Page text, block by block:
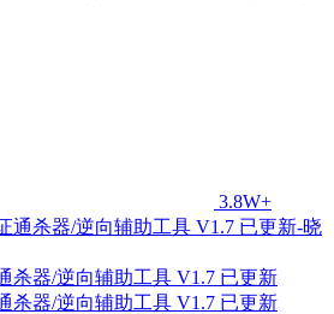
3.8W+
杀器/逆向辅助工具 V1.7 已更新
杀器/逆向辅助工具 V1.7 已更新